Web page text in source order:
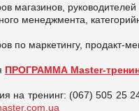
магазинов, руководителей
менеджмента,
по маркетингу, продакт-
ПРОГРАММА Master-
на тренинг: (067) 505 25